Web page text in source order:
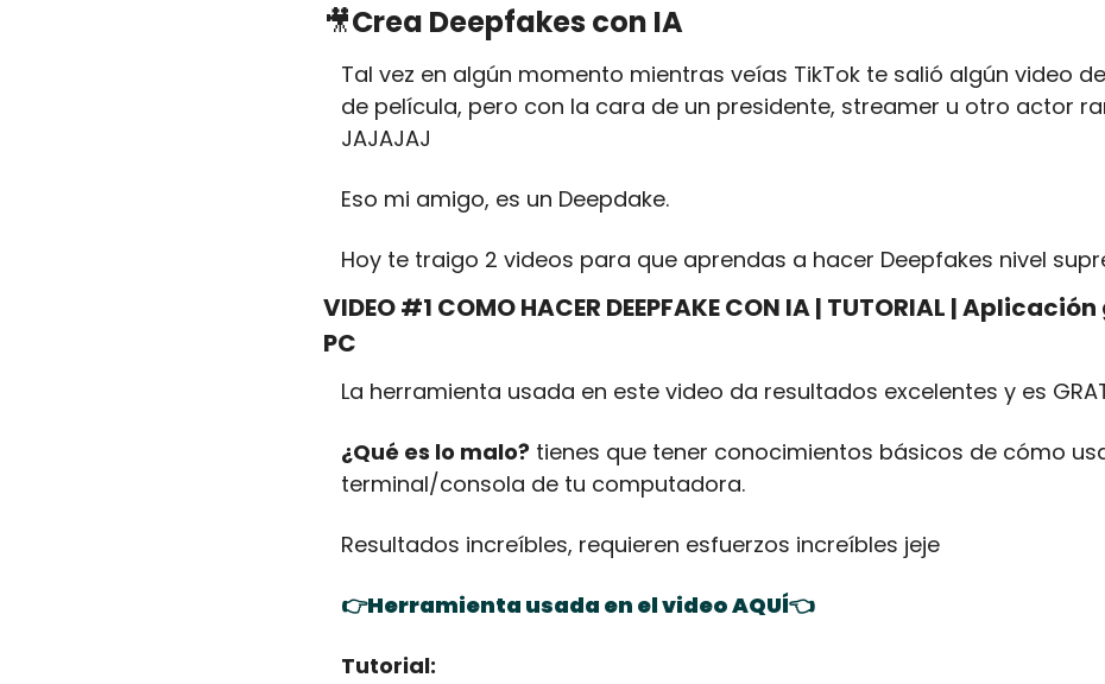
🎥Crea Deepfakes con IA
Tal vez en algún momento mientras veías TikTok te salió algún video
de película, pero con la cara de un presidente, streamer u otro actor
JAJAJAJ
Eso mi amigo, es un Deepdake.
Hoy te traigo 2 videos para que aprendas a hacer Deepfakes nivel
VIDEO #1 COMO HACER DEEPFAKE CON IA | TUTORIAL |
PC
La herramienta usada en este video da resultados excelentes y es
¿Qué es lo malo? tienes que tener conocimientos básicos de cómo
terminal/consola de tu computadora.
Resultados increíbles, requieren esfuerzos increíbles jeje
👉Herramienta usada en el video AQUÍ👈
Tutorial: